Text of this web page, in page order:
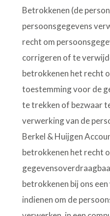
Betrokkenen (de
persoonsgegevens
recht om
corrigeren of te
betrokkenen het recht
toestemming voor de
te trekken of bezwaar
verwerking van de
Berkel & Huijgen
betrokkenen het recht
betrokkenen bij ons
indienen om de